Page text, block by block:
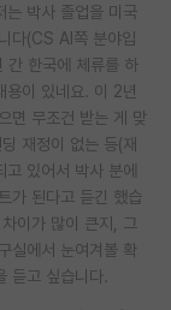
는 박사 졸업을 미국
다(CS AI쪽 분야입
간 한국에 체류를 하
용이 있네요. 이 2년
면 무조건 받는 게 맞
재정이 없는 등(재
있어서 박사 분에
가 된다고 듣긴 했습
이가 많이 큰지, 그
실에서 눈여겨볼 확
고 싶습니다.